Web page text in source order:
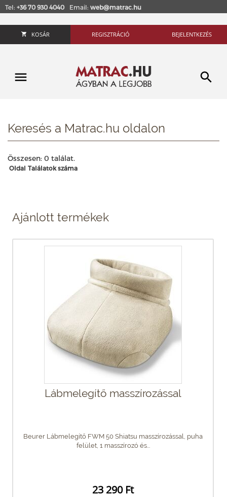
Tel: +36 70 930 4040 Email: web@matrac.hu
KOSÁR REGISZTRÁCIÓ BEJELENTKEZÉS
Keresés a Matrac.hu oldalon
Összesen: 0 találat.
Oldal Találatok száma
Ajánlott termékek
Lábmelegítő masszírozással
Beurer Lábmelegítő FWM 50 Shiatsu masszírozással, puha
felület, 1 masszírozó és...
23 290 Ft